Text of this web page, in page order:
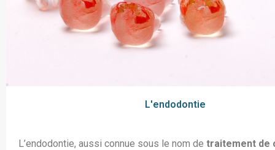
L'endodontie
L’endodontie, aussi connue sous le nom de traitement de